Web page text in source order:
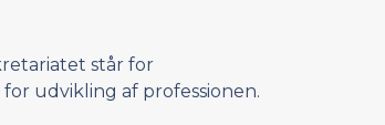
står for
udvikling af professionen.